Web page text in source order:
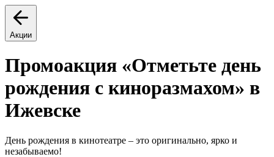
Акции
Промоакция «Отметьте день
рождения с киноразмахом» в
Ижевске
День рождения в кинотеатре – это оригинально, ярко и
незабываемо!